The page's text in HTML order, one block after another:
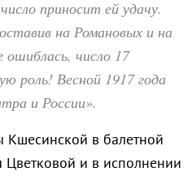
приносит ей удачу.
на Романовых и на
число 17
роль! Весной 1917 года
и России».
в балетной
и в исполнении